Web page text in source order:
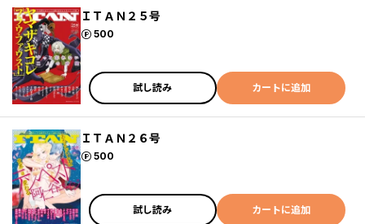
ＩＴＡＮ２５号
500
ポイント
試し読み カートに追加
ＩＴＡＮ２６号
500
ポイント
試し読み カートに追加